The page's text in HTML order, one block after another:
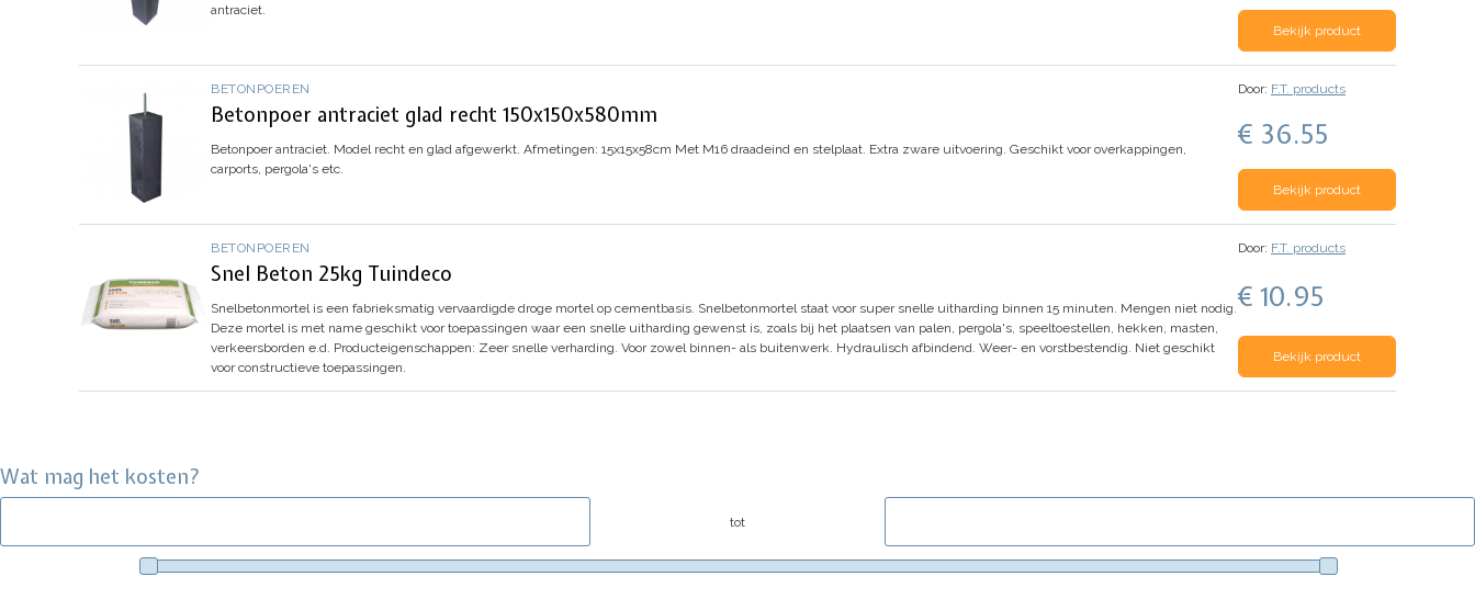
antraciet.
Bekijk product
BETONPOEREN
Betonpoer antraciet glad recht 150x150x580mm
Betonpoer antraciet. Model recht en glad afgewerkt. Afmetingen: 15x15x58cm Met M16 draadeind en stelplaat. Extra zware uitvoering. Geschikt voor overkappingen,
carports, pergola's etc.
Door: F.T. products
€ 36.55
Bekijk product
BETONPOEREN
Snel Beton 25kg Tuindeco
Snelbetonmortel is een fabrieksmatig vervaardigde droge mortel op cementbasis. Snelbetonmortel staat voor super snelle uitharding binnen 15 minuten. Mengen niet nodig.
Deze mortel is met name geschikt voor toepassingen waar een snelle uitharding gewenst is, zoals bij het plaatsen van palen, pergola's, speeltoestellen, hekken, masten,
verkeersborden e.d. Producteigenschappen: Zeer snelle verharding. Voor zowel binnen- als buitenwerk. Hydraulisch afbindend. Weer- en vorstbestendig. Niet geschikt
voor constructieve toepassingen.
Door: F.T. products
€ 10.95
Bekijk product
Wat mag het kosten?
tot